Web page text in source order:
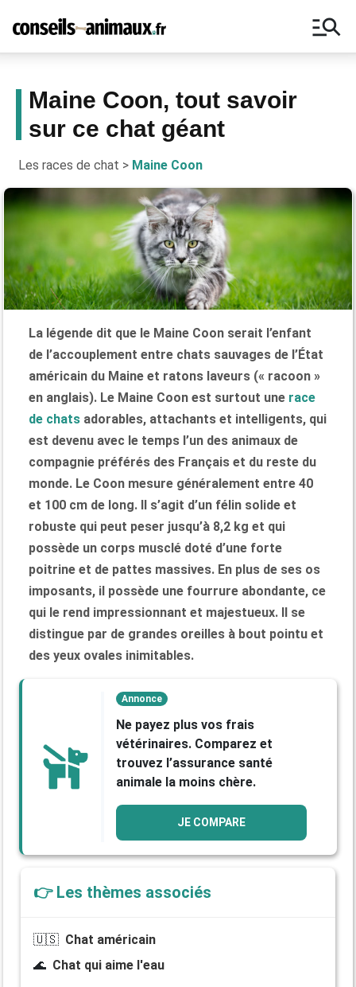
manage_search
Maine Coon, tout savoir
sur ce chat géant
Les races de chat > Maine Coon
La légende dit que le Maine Coon serait l’enfant
de l’accouplement entre chats sauvages de l’État
américain du Maine et ratons laveurs (« racoon »
en anglais). Le Maine Coon est surtout une race
de chats adorables, attachants et intelligents, qui
est devenu avec le temps l’un des animaux de
compagnie préférés des Français et du reste du
monde. Le Coon mesure généralement entre 40
et 100 cm de long. Il s’agit d’un félin solide et
robuste qui peut peser jusqu’à 8,2 kg et qui
possède un corps musclé doté d’une forte
poitrine et de pattes massives. En plus de ses os
imposants, il possède une fourrure abondante, ce
qui le rend impressionnant et majestueux. Il se
distingue par de grandes oreilles à bout pointu et
des yeux ovales inimitables.
Annonce
Ne payez plus vos frais
vétérinaires. Comparez et
trouvez l’assurance santé
animale la moins chère.
JE COMPARE
👉 Les thèmes associés
🇺🇸 Chat américain
🌊 Chat qui aime l'eau
Bons plans, astuces, ne manquez
aucun conseil pour vos animaux !